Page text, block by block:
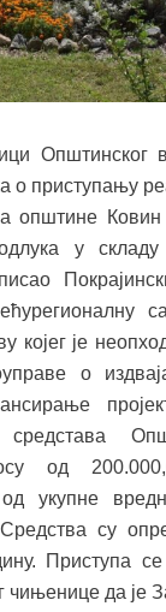
Општинског
о приступању
општине
у
којег је
о
средстава
од
укупне
су
Приступа се
чињенице да је